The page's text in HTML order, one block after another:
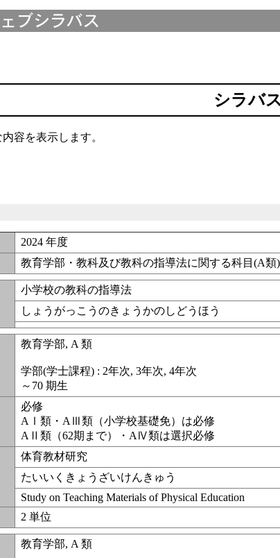
シラバ
容を表示します。
2024 年度
教育学部・教科及び教科の指導法に関する科目(A類
小学校の教科の指導法
しょうがっこうのきょうかのしどうほう
教育学部, A 類
学部(学士課程) : 2年次, 3年次, 4年次
～70 期生
必修
AⅠ類・AⅢ類（小学校基礎免）は必修
AⅡ類（62期まで）・AⅣ類は選択必修
体育教材研究
たいいくきょうざいけんきゅう
Study on Teaching Materials of Physical Education
2 単位
教育学部, A 類